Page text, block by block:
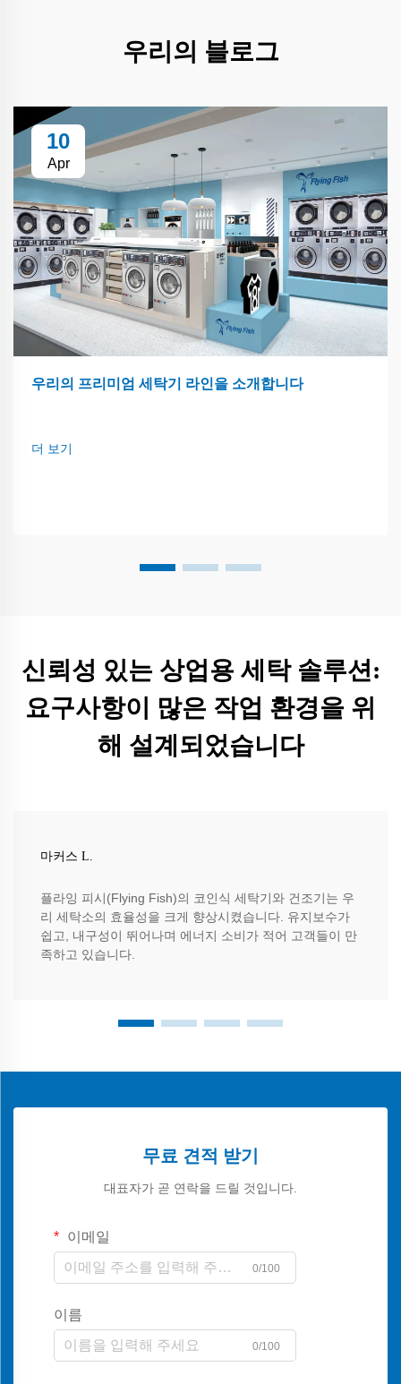
우리의 블로그
10
Apr
우리의 프리미엄 세탁기 라인을 소개합니다
더 보기
신뢰성 있는 상업용 세탁 솔루션:
요구사항이 많은 작업 환경을 위
해 설계되었습니다
마커스 L.
플라잉 피시(Flying Fish)의 코인식 세탁기와 건조기는 우
리 세탁소의 효율성을 크게 향상시켰습니다. 유지보수가
쉽고, 내구성이 뛰어나며 에너지 소비가 적어 고객들이 만
족하고 있습니다.
무료 견적 받기
대표자가 곧 연락을 드릴 것입니다.
이메일
0/100
이름
0/100